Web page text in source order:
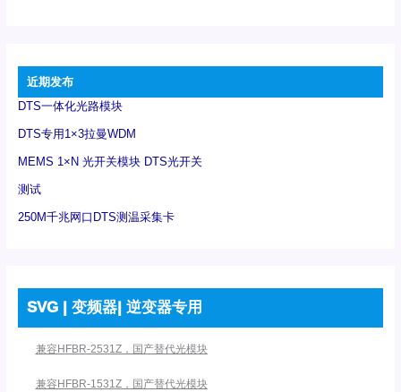
近期发布
DTS一体化光路模块
DTS专用1×3拉曼WDM
MEMS 1×N 光开关模块 DTS光开关
测试
250M千兆网口DTS测温采集卡
SVG | 变频器| 逆变器专用
兼容HFBR-2531Z，国产替代光模块
兼容HFBR-1531Z，国产替代光模块